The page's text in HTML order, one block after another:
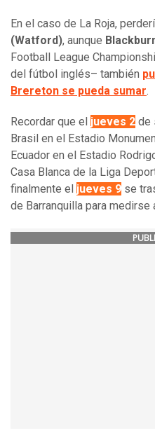
En el caso de La Roja,
(Watford), aunque
Football League
del fútbol inglés– también
Brereton se pueda sumar
Recordar que el jueves 2 de
Brasil en el Estadio
Ecuador en el Estadio
Casa Blanca de la Liga
finalmente el jueves 9 se
de Barranquilla para medirse